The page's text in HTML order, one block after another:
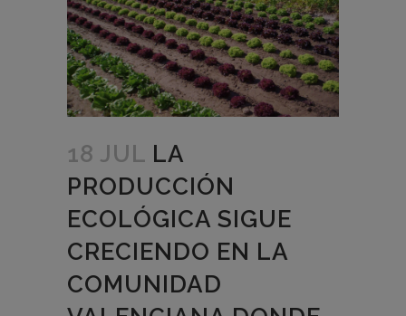
18 JUL LA
PRODUCCIÓN
ECOLÓGICA SIGUE
CRECIENDO EN LA
COMUNIDAD